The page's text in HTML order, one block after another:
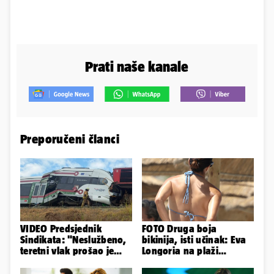
Prati naše kanale
Preporučeni članci
VIDEO Predsjednik
Sindikata: "Neslužbeno,
teretni vlak prošao je
FOTO Druga boja
bikinija, isti učinak: Eva
Longoria na plaži